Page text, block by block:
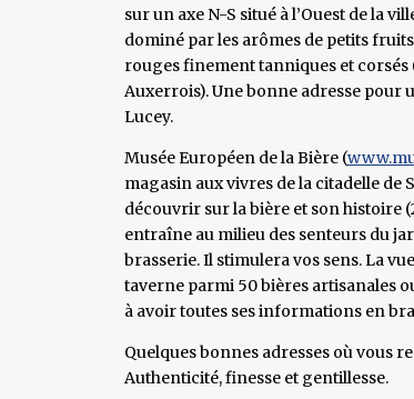
sur un axe N-S situé à l’Ouest de la
dominé par les arômes de petits
rouges finement tanniques et corsés
Auxerrois). Une bonne adresse pour
Lucey.
Musée Européen de la Bière (
magasin aux vivres de la citadelle de
découvrir sur la bière et son histoire
entraîne au milieu des senteurs du
brasserie. Il stimulera vos sens. La
taverne parmi 50 bières artisanales
à avoir toutes ses informations en
Quelques bonnes adresses où vous
Authenticité, finesse et gentillesse.